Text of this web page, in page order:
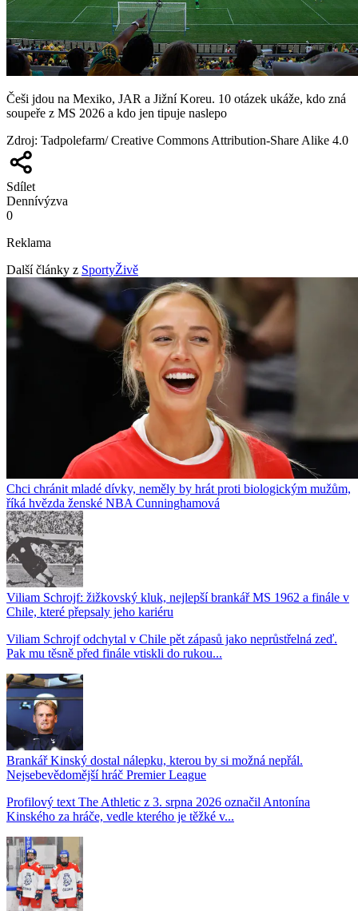
Češi jdou na Mexiko, JAR a Jižní Koreu. 10 otázek ukáže, kdo zná
soupeře z MS 2026 a kdo jen tipuje naslepo
Zdroj: Tadpolefarm/ Creative Commons Attribution-Share Alike 4.0
Sdílet
Dennívýzva
0
Reklama
Další články z SportyŽivě
Chci chránit mladé dívky, neměly by hrát proti biologickým mužům,
říká hvězda ženské NBA Cunninghamová
Viliam Schrojf: žižkovský kluk, nejlepší brankář MS 1962 a finále v
Chile, které přepsaly jeho kariéru
Viliam Schrojf odchytal v Chile pět zápasů jako neprůstřelná zeď.
Pak mu těsně před finále vtiskli do rukou...
Brankář Kinský dostal nálepku, kterou by si možná nepřál.
Nejsebevědomější hráč Premier League
Profilový text The Athletic z 3. srpna 2026 označil Antonína
Kinského za hráče, vedle kterého je těžké v...